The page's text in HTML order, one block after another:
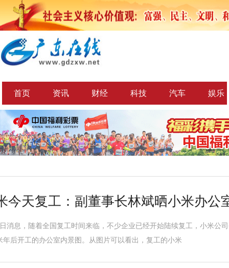
首页 资讯 财经 科技 汽车 娱乐
今天复工：副董事长林斌晒小米办公
消息，随着全国复工时间来临，不少企业已经开始陆续复工，小米公
年后开工的办公室内景图。从图片可以看出，复工的小米